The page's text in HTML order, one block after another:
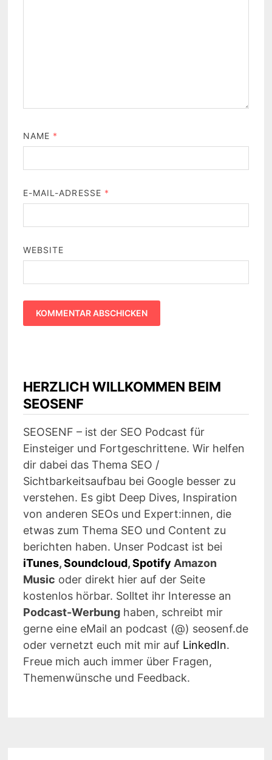
NAME *
E-MAIL-ADRESSE *
WEBSITE
HERZLICH WILLKOMMEN BEIM
SEOSENF
SEOSENF – ist der SEO Podcast für
Einsteiger und Fortgeschrittene. Wir helfen
dir dabei das Thema SEO /
Sichtbarkeitsaufbau bei Google besser zu
verstehen. Es gibt Deep Dives, Inspiration
von anderen SEOs und Expert:innen, die
etwas zum Thema SEO und Content zu
berichten haben. Unser Podcast ist bei
iTunes,Soundcloud,Spotify Amazon
Music oder direkt hier auf der Seite
kostenlos hörbar. Solltet ihr Interesse an
Podcast-Werbunghaben, schreibt mir
gerne eine eMail an podcast (@) seosenf.de
oder vernetzt euch mit mir auf LinkedIn.
Freue mich auch immer über Fragen,
Themenwünsche und Feedback.